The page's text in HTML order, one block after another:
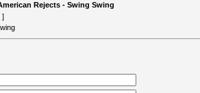
Rejects - Swing Swing
]